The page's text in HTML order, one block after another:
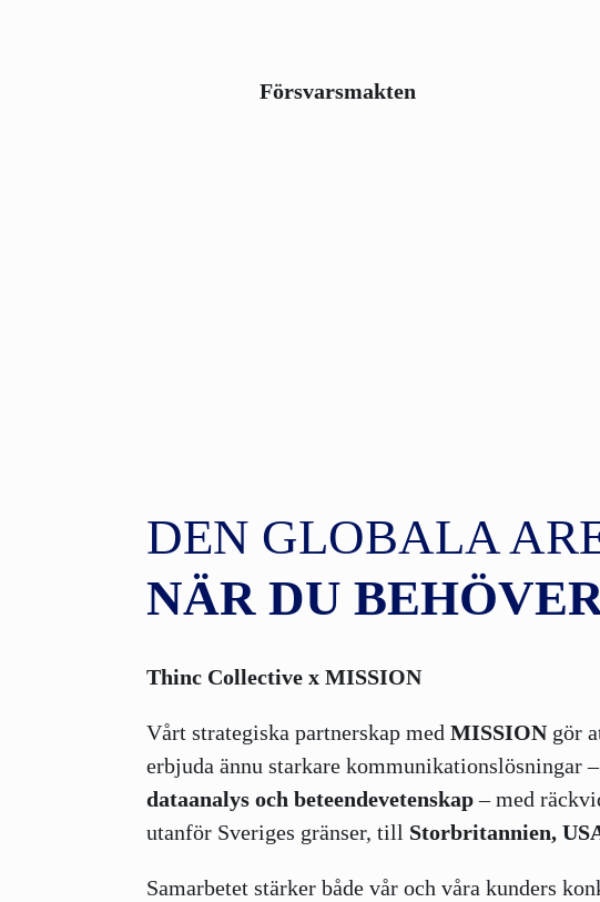
Försvarsmakten
DEN GLOBALA
NÄR DU
Thinc Collective x MISSION
Vårt strategiska partnerskap med MISSIONgör
erbjuda ännu starkare kommunikationslösningar
dataanalys och beteendevetenskap– med
utanför Sveriges gränser, till Storbritannien,
Samarbetet stärker både vår och våra kunders